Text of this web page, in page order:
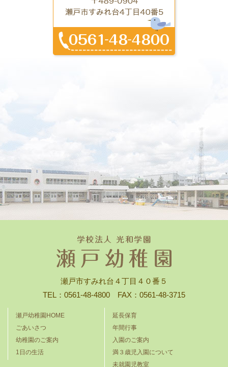
瀬戸市すみれ台４丁目４０番５
TEL：0561-48-4800 FAX：0561-48-3715
瀬戸幼稚園HOME
ごあいさつ
幼稚園のご案内
1日の生活
延長保育
年間行事
入園のご案内
満３歳児入園について
未就園児教室